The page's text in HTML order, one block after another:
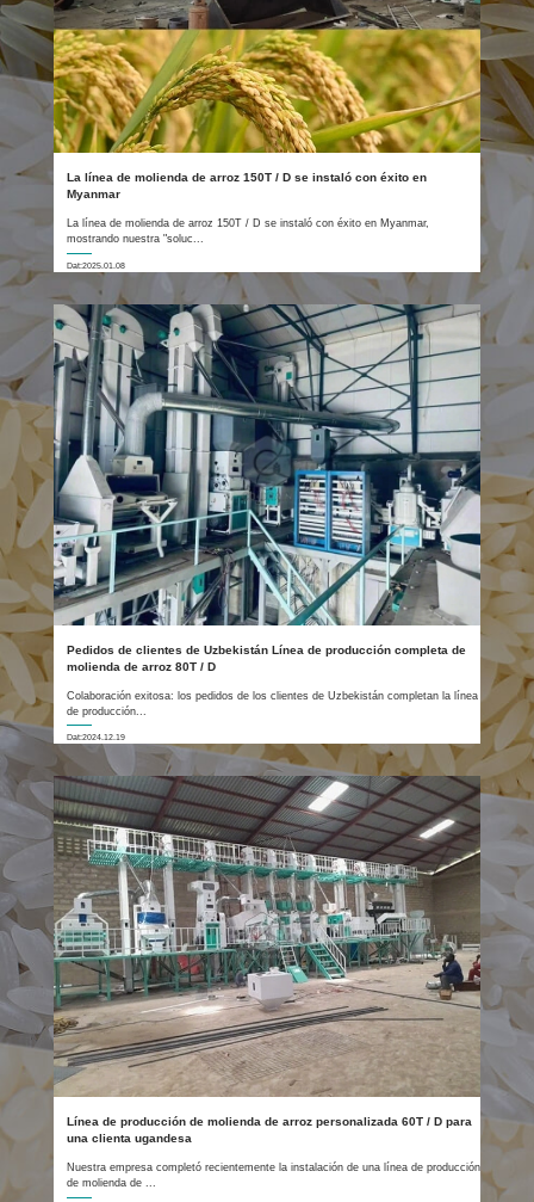
La línea de molienda de arroz 150T / D se instaló con éxito en
Myanmar
La línea de molienda de arroz 150T / D se instaló con éxito en Myanmar,
mostrando nuestra "soluc...
Dat:2025.01.08
Pedidos de clientes de Uzbekistán Línea de producción completa de
molienda de arroz 80T / D
Colaboración exitosa: los pedidos de los clientes de Uzbekistán completan la línea
de producción...
Dat:2024.12.19
Línea de producción de molienda de arroz personalizada 60T / D para
una clienta ugandesa
Nuestra empresa completó recientemente la instalación de una línea de producción
de molienda de ...